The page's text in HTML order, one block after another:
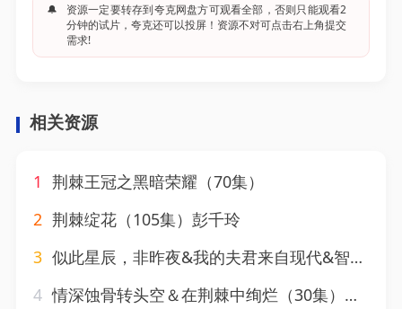
🔔
资源一定要转存到夸克网盘方可观看全部，否则只能观看2
分钟的试片，夸克还可以投屏！资源不对可点击右上角提交
需求!
相关资源
1 荆棘王冠之黑暗荣耀（70集）
2 荆棘绽花（105集）彭千玲
3 似此星辰，非昨夜&我的夫君来自现代&智驭权谋将军的童养夫（81集）王冠彭&马嘉苒
4 情深蚀骨转头空＆在荆棘中绚烂（30集）梅洋＆徐漫宁